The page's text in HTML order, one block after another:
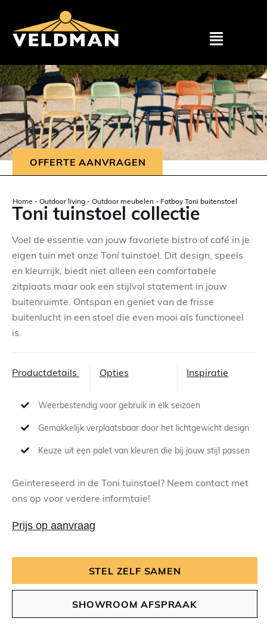
inhoud
Toggle
Particulier
Zakelijk
Showroom
Contact
Zoeken
OFFERTE AANVRAGEN
Home -Outdoor living-Outdoor meubelen- Fatboy Toni buitenstoel
Toni tuinstoel collectie
Voel de essentie van jouw favoriete bistro of café in je
eigen tuin met onze Toní tuinstoel. Dit design, speels
en kleurrijk, biedt niet alleen een comfortabele
zitplaats maar ook een stijlvol statement in jouw
buitenruimte. Ontspan en geniet van de frisse
buitenlucht in een stoel die even mooi als functioneel
is.
Productdetails Opties Inspiratie
Weerbestendig voor gebruik in elk seizoen
Gemakkelijk verplaatsbaar door het lichtgewicht design
Keuze uit een palet van kleuren die bij jouw stijl passen
Geintereseerd in de Toni tuinstoel? Neem contact met
ons op voor verdere informtaie!
Prijs op aanvraag
STEL ZELF SAMEN
SHOWROOM AFSPRAAK